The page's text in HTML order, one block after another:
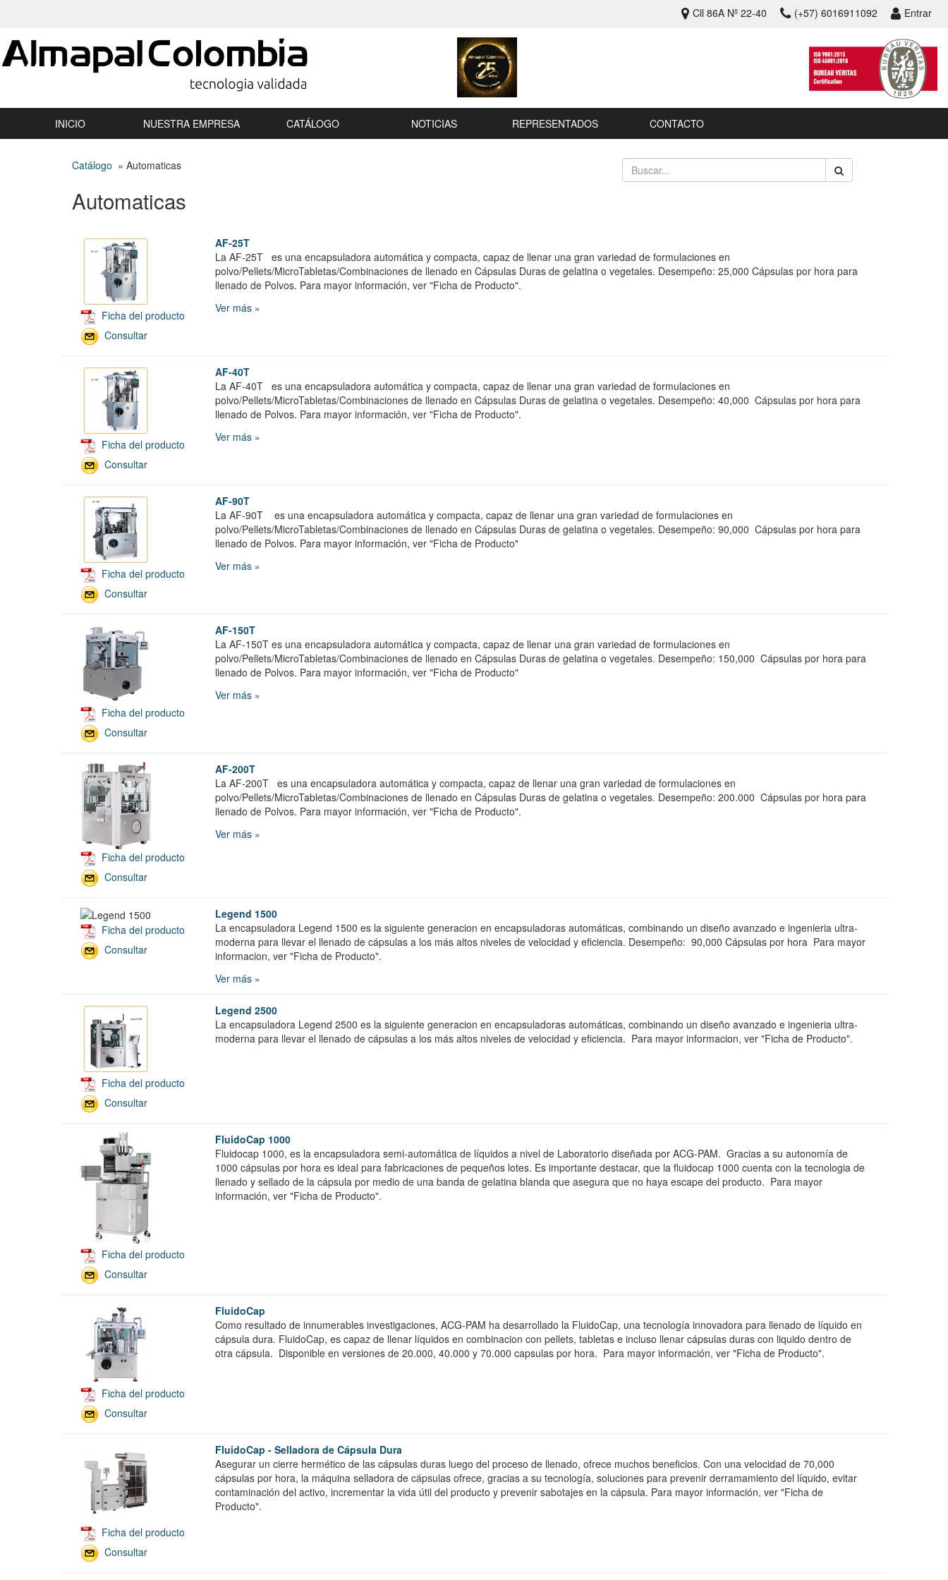
Cll 86A Nº 22-40 (+57) 6016911092 Entrar
INICIO NUESTRA EMPRESA CATÁLOGO NOTICIAS REPRESENTADOS CONTACTO
Catálogo » Automaticas
Automaticas
Ficha del producto
Consultar
AF-25T
La AF-25T es una encapsuladora automática y compacta, capaz de llenar una gran variedad de formulaciones en
polvo/Pellets/MicroTabletas/Combinaciones de llenado en Cápsulas Duras de gelatina o vegetales. Desempeño: 25,000 Cápsulas por hora para
llenado de Polvos. Para mayor información, ver "Ficha de Producto".
Ver más »
Ficha del producto
Consultar
AF-40T
La AF-40T es una encapsuladora automática y compacta, capaz de llenar una gran variedad de formulaciones en
polvo/Pellets/MicroTabletas/Combinaciones de llenado en Cápsulas Duras de gelatina o vegetales. Desempeño: 40,000 Cápsulas por hora para
llenado de Polvos. Para mayor información, ver "Ficha de Producto".
Ver más »
Ficha del producto
Consultar
AF-90T
La AF-90T es una encapsuladora automática y compacta, capaz de llenar una gran variedad de formulaciones en
polvo/Pellets/MicroTabletas/Combinaciones de llenado en Cápsulas Duras de gelatina o vegetales. Desempeño: 90,000 Cápsulas por hora para
llenado de Polvos. Para mayor información, ver "Ficha de Producto"
Ver más »
Ficha del producto
Consultar
AF-150T
La AF-150T es una encapsuladora automática y compacta, capaz de llenar una gran variedad de formulaciones en
polvo/Pellets/MicroTabletas/Combinaciones de llenado en Cápsulas Duras de gelatina o vegetales. Desempeño: 150,000 Cápsulas por hora para
llenado de Polvos. Para mayor información, ver "Ficha de Producto"
Ver más »
Ficha del producto
Consultar
AF-200T
La AF-200T es una encapsuladora automática y compacta, capaz de llenar una gran variedad de formulaciones en
polvo/Pellets/MicroTabletas/Combinaciones de llenado en Cápsulas Duras de gelatina o vegetales. Desempeño: 200.000 Cápsulas por hora para
llenado de Polvos. Para mayor información, ver "Ficha de Producto".
Ver más »
Ficha del producto
Consultar
Legend 1500
La encapsuladora Legend 1500 es la siguiente generacion en encapsuladoras automáticas, combinando un diseño avanzado e ingenieria ultra-
moderna para llevar el llenado de cápsulas a los más altos niveles de velocidad y eficiencia. Desempeño: 90,000 Cápsulas por hora Para mayor
informacion, ver "Ficha de Producto".
Ver más »
Ficha del producto
Consultar
Legend 2500
La encapsuladora Legend 2500 es la siguiente generacion en encapsuladoras automáticas, combinando un diseño avanzado e ingenieria ultra-
moderna para llevar el llenado de cápsulas a los más altos niveles de velocidad y eficiencia. Para mayor informacion, ver "Ficha de Producto".
Ficha del producto
Consultar
FluidoCap 1000
Fluidocap 1000, es la encapsuladora semi-automática de líquidos a nivel de Laboratorio diseñada por ACG-PAM. Gracias a su autonomía de
1000 cápsulas por hora es ideal para fabricaciones de pequeños lotes. Es importante destacar, que la fluidocap 1000 cuenta con la tecnologia de
llenado y sellado de la cápsula por medio de una banda de gelatina blanda que asegura que no haya escape del producto. Para mayor
información, ver "Ficha de Producto".
Ficha del producto
Consultar
FluidoCap
Como resultado de innumerables investigaciones, ACG-PAM ha desarrollado la FluidoCap, una tecnología innovadora para llenado de líquido en
cápsula dura. FluidoCap, es capaz de llenar líquidos en combinacion con pellets, tabletas e incluso llenar cápsulas duras con liquido dentro de
otra cápsula. Disponible en versiones de 20.000, 40.000 y 70.000 capsulas por hora. Para mayor información, ver "Ficha de Producto".
Ficha del producto
Consultar
FluidoCap - Selladora de Cápsula Dura
Asegurar un cierre hermético de las cápsulas duras luego del proceso de llenado, ofrece muchos beneficios. Con una velocidad de 70,000
cápsulas por hora, la máquina selladora de cápsulas ofrece, gracias a su tecnología, soluciones para prevenir derramamiento del líquido, evitar
contaminación del activo, incrementar la vida útil del producto y prevenir sabotajes en la cápsula. Para mayor información, ver "Ficha de
Producto".